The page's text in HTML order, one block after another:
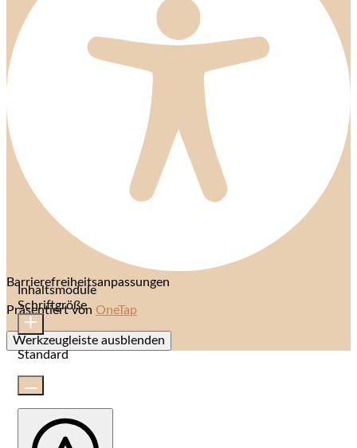
Barrierefreiheitsanpassungen
Präsentiert von OneTap
Werkzeugleiste ausblenden
Inhaltsmodule
Schriftgröße
Standard